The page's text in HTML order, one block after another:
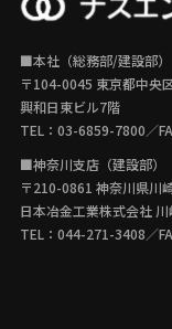
■本社（総務部/建設部）
〒104-0045 東京都中央
興和日東ビル7階
TEL： 03-6859-7800／
■神奈川支店（建設部）
〒210-0861 神奈川県川
日本冶金工業株式会社
TEL： 044-271-3408／